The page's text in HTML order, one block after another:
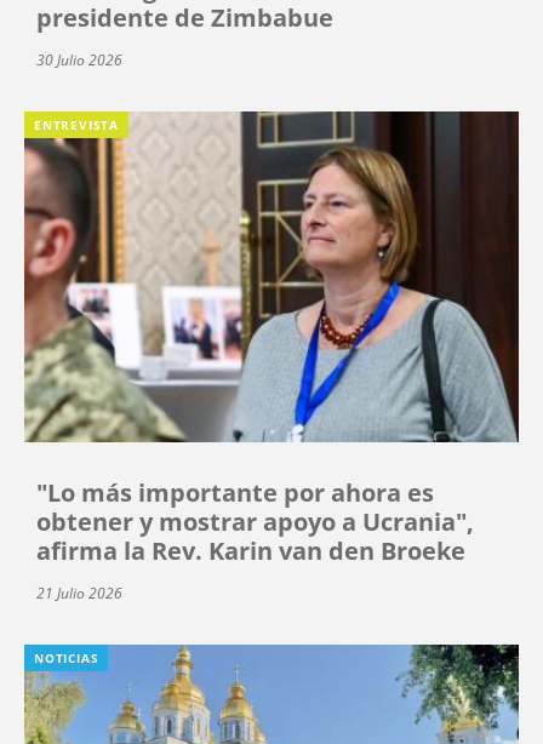
presidente de Zimbabue
30 Julio 2026
ENTREVISTA
"Lo más importante por ahora es
obtener y mostrar apoyo a Ucrania",
afirma la Rev. Karin van den Broeke
21 Julio 2026
NOTICIAS